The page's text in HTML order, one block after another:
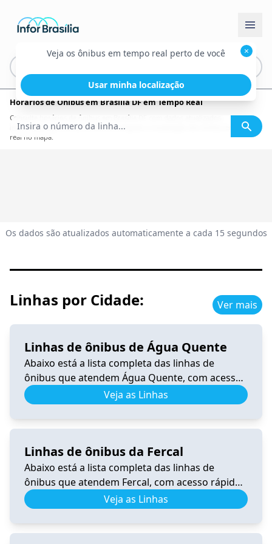
Horários de Ônibus em Brasília DF em Tempo Real
Consulte horários de ônibus em Brasília DF com dados atualizados,
informações por linha, itinerário completo e localização dos ônibus em tempo
real no mapa.
×
Veja os ônibus em tempo real perto de você
Usar minha localização
Os dados são atualizados automaticamente a cada 15 segundos
Linhas por Cidade: Ver mais
Linhas de ônibus de Água Quente
Abaixo está a lista completa das linhas de
ônibus que atendem Água Quente, com acesso
rápido a horários, itinerários e informações
atualizadas. 0.340 Horário de Ônibus 0.340
Real e Itinerário (2026) Ver horários 340.3
Horário de Ônibus 340.3 Recanto […]
Veja as Linhas
Linhas de ônibus da Fercal
Abaixo está a lista completa das linhas de
ônibus que atendem Fercal, com acesso rápido
a horários, itinerários e informações
atualizadas. 0.531 Horário de Ônibus 0.531
Veja as Linhas